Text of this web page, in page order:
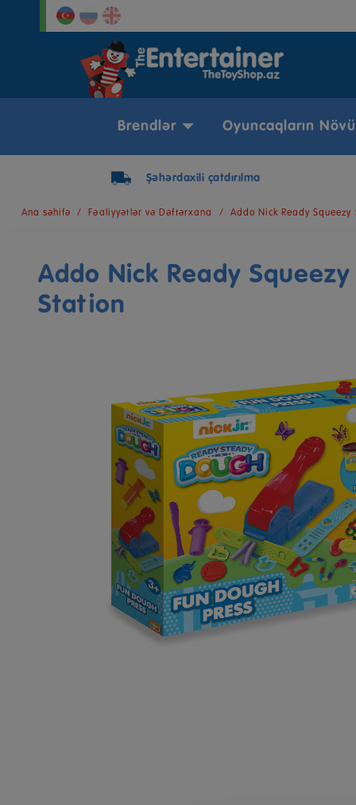
Brendlər Oyuncaqların Növü
Şəhərdaxili çatdırılma
Ana səhifə Fəaliyyətlər və Dəftərxana Addo Nick Ready Squeezy
Addo Nick Ready
Station